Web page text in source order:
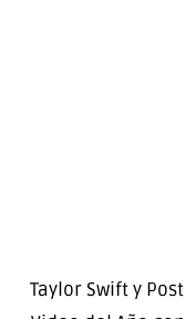
Taylor Swift y